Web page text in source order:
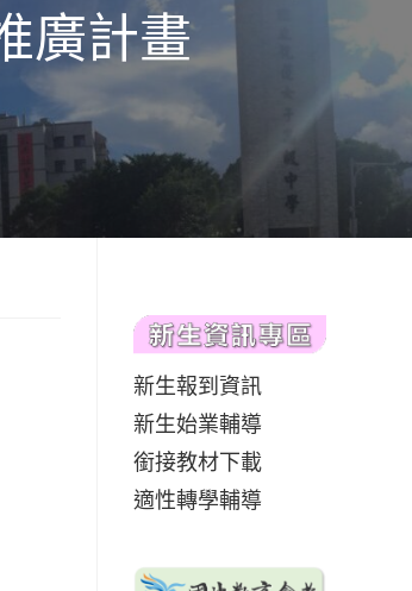
廣計畫
新生報到資訊
新生始業輔導
銜接教材下載
適性轉學輔導